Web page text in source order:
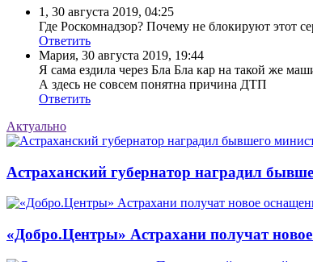
1 , 30 августа 2019, 04:25
Где Роскомнадзор? Почему не блокируют этот
Ответить
Мария, 30 августа 2019, 19:44
Я сама ездила через Бла Бла кар на такой же
А здесь не совсем понятна причина ДТП
Ответить
Актуально
Астраханский губернатор наградил
«Добро.Центры» Астрахани получат